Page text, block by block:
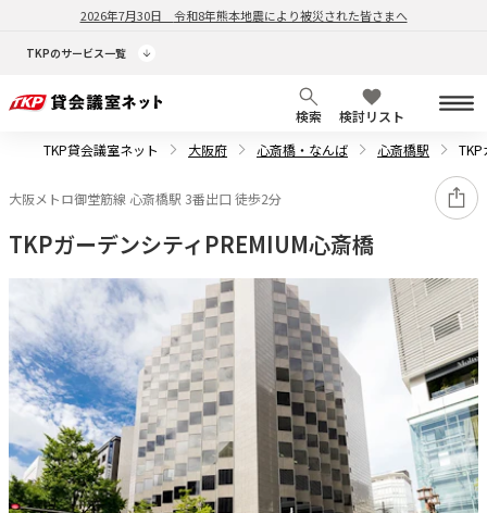
2026年7月30日 令和8年熊本地震により被災された皆さまへ
TKPのサービス一覧
検索
検討リスト
TKP貸会議室ネット
大阪府 心斎橋・なんば 心斎橋駅 TKP
TKPガーデンシティPREMIUM心斎橋
大阪メトロ御堂筋線 心斎橋駅 3番出口 徒歩2分